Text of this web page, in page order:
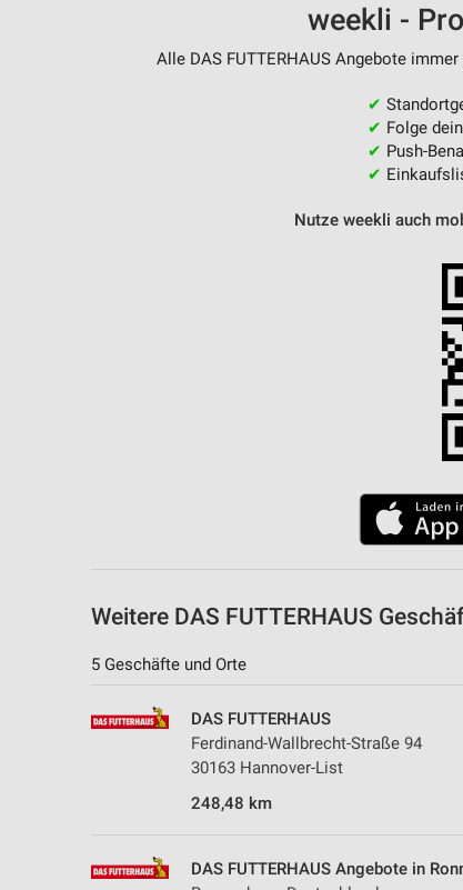
weekli -
Alle DAS FUTTERHAUS Angebote
✔
✔ Folge
✔ Push-
✔
Nutze weekli auch
Weitere DAS FUTTERHAUS
5 Geschäfte und Orte
DAS FUTTERHAUS
Ferdinand-Wallbrecht-Straße 94
30163 Hannover-List
248,48 km
DAS FUTTERHAUS Angebote in
Entwicklung und Verbesserung der Angebote
Verwendung reduzierter Daten zur Auswahl von Inhalten
Geräte anhand von aktiv angeforderten Informationen